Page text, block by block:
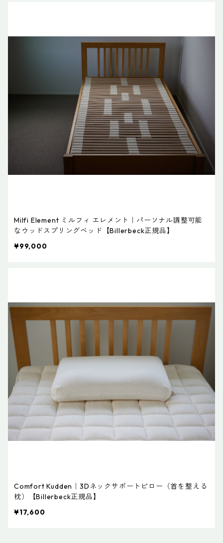
Milfi Element ミルフィ エレメント｜パーソナル調整可能
なウッドスプリングベッド【Billerbeck正規品】
¥99,000
Comfort Kudden｜3Dネックサポートピロー（首を整える
枕）【Billerbeck正規品】
¥17,600